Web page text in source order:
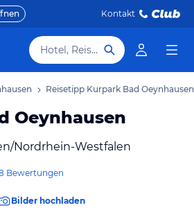
Kontakt
Hotel, Reiseziel
Reisetipp Kurpark Bad Oeynhausen
Oeynhausen
Nordrhein-Westfalen
Bewertungen
Bilder hochladen